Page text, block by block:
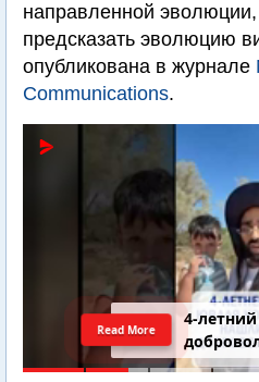
направленной
предсказать эволюцию
опубликована в журнале
Communications.
4-
Read More